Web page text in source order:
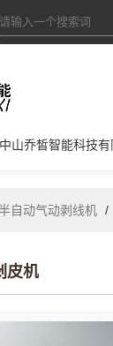
山乔皙智能科技有
自动气动剥线机 /
皮机